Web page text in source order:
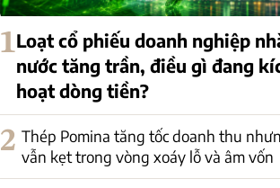
1Loạt cổ phiếu doanh nghiệp
nước tăng trần, điều gì đang
hoạt dòng tiền?
2 Thép Pomina tăng tốc doanh thu
vẫn kẹt trong vòng xoáy lỗ và âm vốn